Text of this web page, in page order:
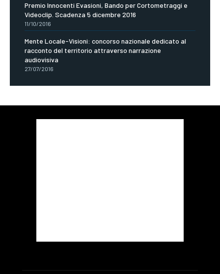
Premio Innocenti Evasioni, Bando per Cortometraggi e
Videoclip. Scadenza 5 dicembre 2016
11/10/2016
Mente Locale-Visioni: concorso nazionale dedicato al
racconto del territorio attraverso narrazione
audiovisiva
27/07/2016